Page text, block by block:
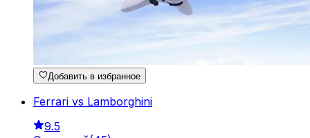
Добавить в избранное
Ferrari vs Lamborghini
9.5